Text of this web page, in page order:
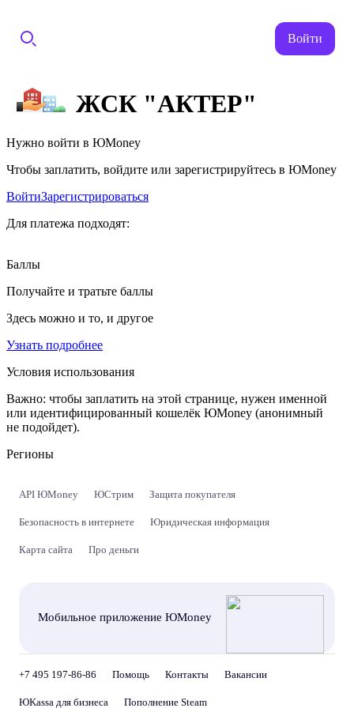
Войти
ЖСК "АКТЕР"
Нужно войти в ЮMoney
Чтобы заплатить, войдите или зарегистрируйтесь в ЮMoney
ВойтиЗарегистрироваться
Для платежа подходят:
Баллы
Получайте и тратьте баллы
Здесь можно и то, и другое
Узнать подробнее
Условия использования
Важно: чтобы заплатить на этой странице, нужен именной
или идентифицированный кошелёк ЮMoney (анонимный
не подойдет).
Регионы
API ЮMoney ЮСтрим Защита покупателя
Безопасность в интернете Юридическая информация
Карта сайта Про деньги
Мобильное приложение ЮMoney
+7 495 197-86-86 Помощь Контакты Вакансии
ЮKassa для бизнеса Пополнение Steam